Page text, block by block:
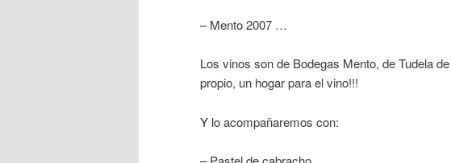
– Mento 2007 …
Los vinos son de Bodegas Mento, de Tudela
propio, un hogar para el vino!!!
Y lo acompañaremos con: